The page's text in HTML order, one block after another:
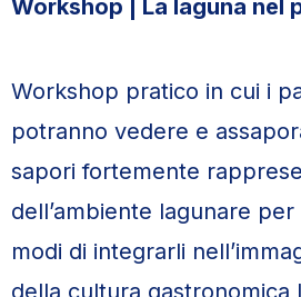
Workshop | La laguna nel
Workshop pratico in cui i
potranno vedere e
sapori fortemente
dell’ambiente lagunare
modi di integrarli
della cultura gastronomica